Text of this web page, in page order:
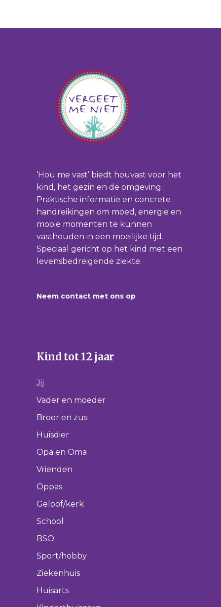
‘Hou me vast’ biedt houvast voor het
kind, het gezin en de omgeving.
Praktische informatie en concrete
handreikingen om moed, energie en
mooie momenten te kunnen
vasthouden in een moeilijke tijd.
Speciaal gericht op het kind met een
levensbedreigende ziekte.
Neem contact met ons op
Kind tot 12 jaar
Jij
Vader en moeder
Broer en zus
Huisdier
Opa en Oma
Vrienden
Oppas
Geloof/kerk
School
BSO
Sport/hobby
Ziekenhuis
Huisarts